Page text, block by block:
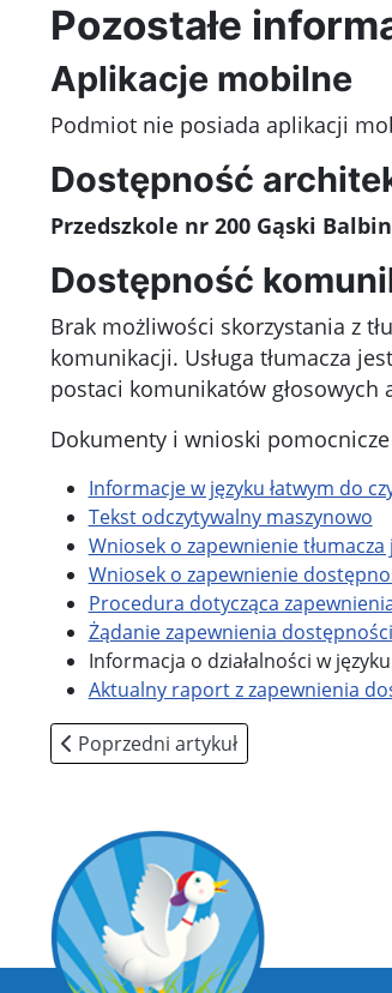
Pozostałe
Aplikacje mobilne
Podmiot nie posiada aplikacji
Dostępność
Przedszkole nr 200 Gąski
Dostępność
Brak możliwości skorzystania z
komunikacji. Usługa tłumacza
postaci komunikatów
Dokumenty i wnioski pomocnicze
Informacje w języku łatwym do
Tekst odczytywalny maszynowo
Wniosek o zapewnienie
Wniosek o zapewnienie
Procedura dotycząca
Żądanie zapewnienia
Informacja o działalności w
Aktualny raport z zapewnienia
Poprzedni artykuł: Polityka
Poprzedni artykuł